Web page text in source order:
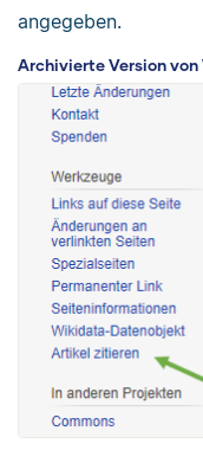
angegeben.
Archivierte Version